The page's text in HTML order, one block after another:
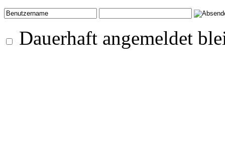
Dauerhaft angemeldet